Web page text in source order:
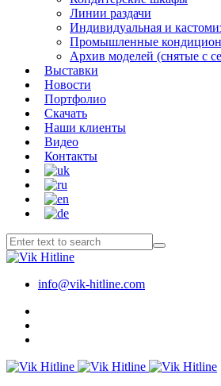
Линии раздачи
Индивидуальная и
Промышленные
Архив моделей (снятые с
Выставки
Новости
Портфолио
Скачать
Наши клиенты
Видео
Контакты
info@vik-hitline.com